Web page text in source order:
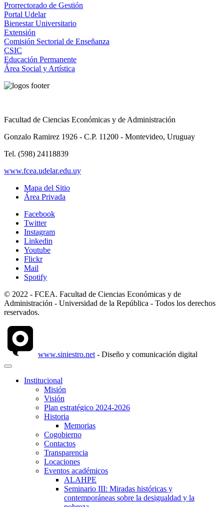
Prorrectorado de Gestión
Portal Udelar
Bienestar Universitario
Extensión
Comisión Sectorial de Enseñanza
CSIC
Educación Permanente
Área Social y Artística
Facultad de Ciencias Económicas y de Administración
Gonzalo Ramirez 1926 - C.P. 11200 - Montevideo, Uruguay
Tel. (598) 24118839
www.fcea.udelar.edu.uy
Mapa del Sitio
Área Privada
Facebook
Twitter
Instagram
Linkedin
Youtube
Flickr
Mail
Spotify
© 2022 - FCEA. Facultad de Ciencias Económicas y de
Administración - Universidad de la República - Todos los derechos
reservados.
www.siniestro.net - Diseño y comunicación digital
Institucional
Misión
Visión
Plan estratégico 2024-2026
Historia
Memorias
Cogobierno
Contactos
Transparencia
Locaciones
Eventos académicos
ALAHPE
Seminario III: Miradas históricas y
contemporáneas sobre la desigualdad y la